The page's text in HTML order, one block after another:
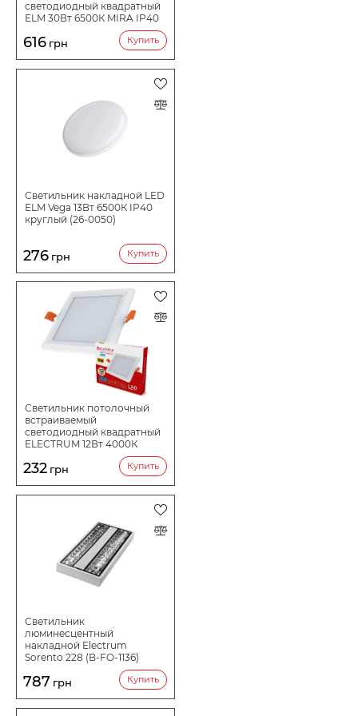
светодиодный квадратный
ELM 30Вт 6500К MIRA IP40
616 грн Купить
Светильник накладной LED
ELM Vega 13Вт 6500К IP40
круглый (26-0050)
276 грн Купить
Светильник потолочный
встраиваемый
светодиодный квадратный
ELECTRUM 12Вт 4000К
QUADRO M B-LD-1961
232 грн Купить
Светильник
люминесцентный
накладной Electrum
Sorento 228 (B-FO-1136)
787 грн Купить